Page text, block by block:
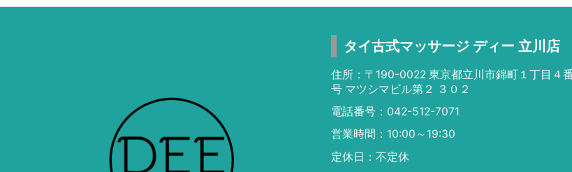
タイ古式マッサージ ディー 立川店
住所：〒190-0022 東京都立川市錦町１丁目４
号 マツシマビル第２ ３０２
電話番号：042-512-7071
営業時間：10:00～19:30
定休日：不定休